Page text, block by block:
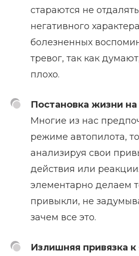
стараются не
негативного
болезненных
тревог, так как
плохо.
Постановка жизни
Многие из нас
режиме автопилота,
анализируя свои
действия или
элементарно делаем
привыкли, не
зачем все это.
Излишняя привязка